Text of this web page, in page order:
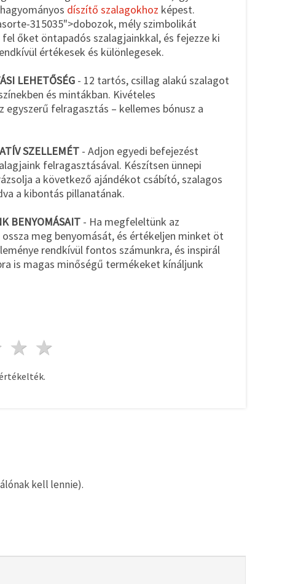
díszítő szalagokhoz képest.
315035">dobozok, mély szimbolikát
őket öntapadós szalagjainkkal, és fejezze ki
értékesek és különlegesek.
LEHETŐSÉG - 12 tartós, csillag alakú szalagot
és mintákban. Kivételes
egyszerű felragasztás – kellemes bónusz a
SZELLEMÉT - Adjon egyedi befejezést
felragasztásával. Készítsen ünnepi
a következő ajándékot csábító, szalagos
a kibontás pillanatának.
BENYOMÁSAIT - Ha megfeleltünk az
ossza meg benyomását, és értékeljen minket öt
rendkívül fontos számunkra, és inspirál
is magas minőségű termékeket kínáljunk
4 csillagok
3 csillagok
kell lennie).